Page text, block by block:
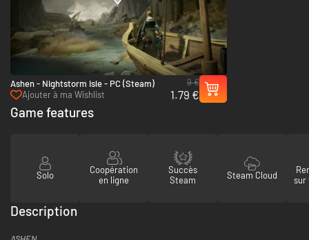
Ashen - Nightstorm Isle - PC (Steam)
Ajouter à ma Wishlist
9 €
1.79 €
Game features
Solo
Coopération
en ligne
Succès
Steam
Steam Cloud
sur
Description